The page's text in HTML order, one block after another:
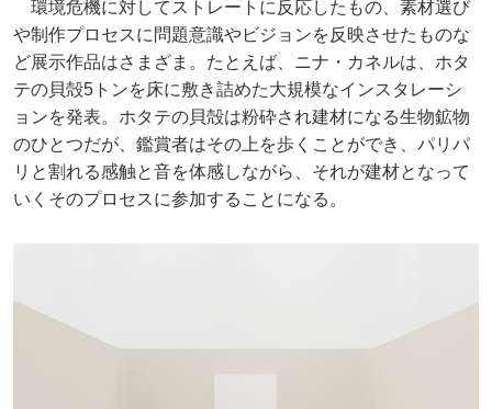
環境危機に対してストレートに反応したもの、素材選び
や制作プロセスに問題意識やビジョンを反映させたものな
ど展示作品はさまざま。たとえば、ニナ・カネルは、ホタ
テの貝殻5トンを床に敷き詰めた大規模なインスタレーシ
ョンを発表。ホタテの貝殻は粉砕され建材になる生物鉱物
のひとつだが、鑑賞者はその上を歩くことができ、パリパ
リと割れる感触と音を体感しながら、それが建材となって
いくそのプロセスに参加することになる。